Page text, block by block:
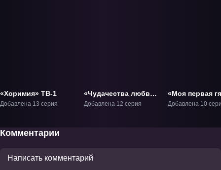
«Хоримия» ТВ-1
Добавлена 13 серия
«Чудачества любви
не помеха! 2» ТВ-2
Добавлена 12 серия
«Моя первая
ТВ-1
Добавлена 10
Комментарии